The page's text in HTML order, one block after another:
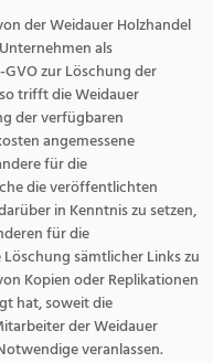
der Weidauer Holzhandel
als
zur Löschung der
trifft die Weidauer
der verfügbaren
angemessene
für die
die veröffentlichten
in Kenntnis zu setzen,
für die
sämtlicher Links zu
Kopien oder Replikationen
hat, soweit die
der Weidauer
veranlassen.